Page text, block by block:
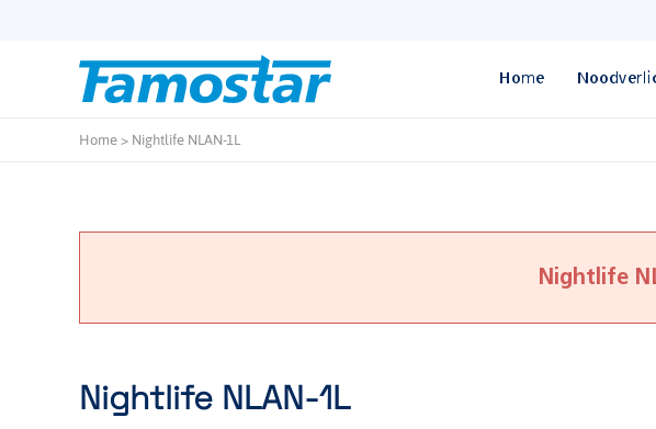
Home
Home > Nightlife NLAN-1L
Nightlife
Nightlife NLAN-1L